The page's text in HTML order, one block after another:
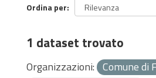
Ordina per
1 dataset trovato
Organizzazioni: Comune di